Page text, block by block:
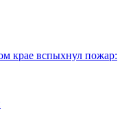
крае вспыхнул пожар: